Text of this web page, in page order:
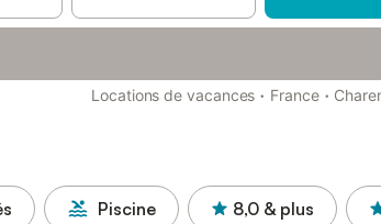
Locations de vacances · France ·
Piscine 8,0 & plus